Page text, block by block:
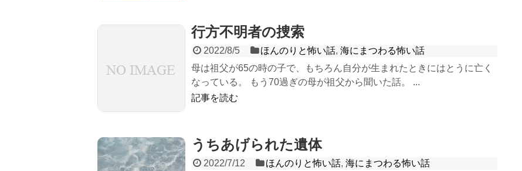
行方不明者の捜索
2022/8/5 ほんのりと怖い話,海にまつわる怖い話
母は祖父が65の時の子で、もちろん自分が生まれたときにはとうに亡く
なっている。 もう70過ぎの母が祖父から聞いた話。 ...
記事を読む
うちあげられた遺体
2022/7/12 ほんのりと怖い話,海にまつわる怖い話